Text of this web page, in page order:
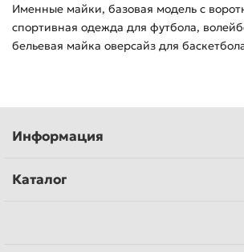
Именные майки, базовая модель с
спортивная одежда для футбола,
бельевая майка оверсайз для
Информация
Каталог